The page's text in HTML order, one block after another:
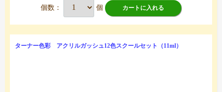
個数： 個 カートに入れる
ターナー色彩 アクリルガッシュ12色スクールセット（11ml）